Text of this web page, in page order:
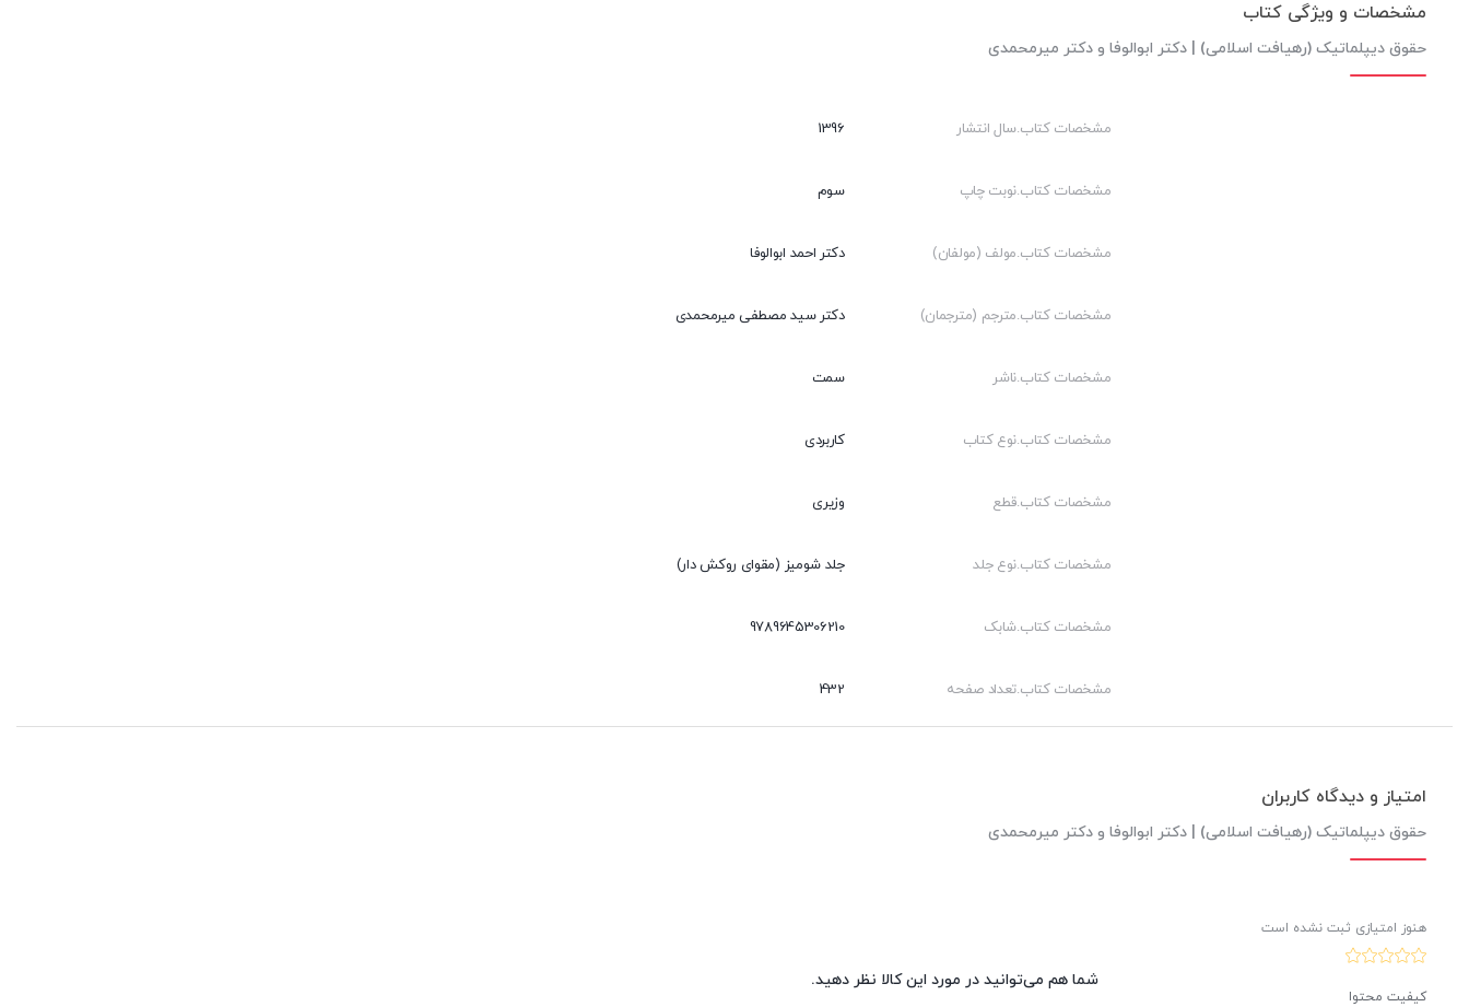
مشخصات و ویژگی کتاب
حقوق دیپلماتیک (رهیافت اسلامی) | دکتر ابوالوفا و دکتر میرمحمدی
مشخصات کتاب.سال انتشار 1396
مشخصات کتاب.نوبت چاپ سوم
مشخصات کتاب.مولف (مولفان) دکتر احمد ابوالوفا
مشخصات کتاب.مترجم (مترجمان) دکتر سید مصطفی میرمحمدی
مشخصات کتاب.ناشر سمت
مشخصات کتاب.نوع کتاب کاربردی
مشخصات کتاب.قطع وزیری
مشخصات کتاب.نوع جلد جلد شومیز (مقوای روکش دار)
مشخصات کتاب.شابک 9789645306210
مشخصات کتاب.تعداد صفحه 432
امتیاز و دیدگاه کاربران
حقوق دیپلماتیک (رهیافت اسلامی) | دکتر ابوالوفا و دکتر میرمحمدی
هنوز امتیازی ثبت نشده است
کیفیت محتوا
شما هم می‌توانید در مورد این کالا نظر دهید.